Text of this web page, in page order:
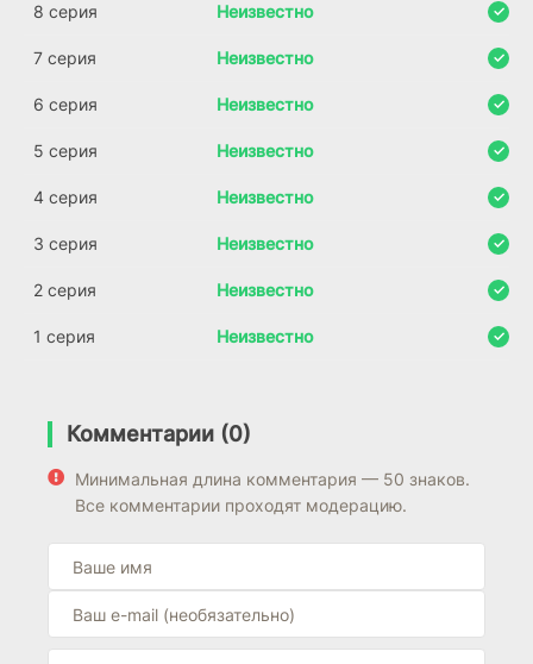
8 серия Неизвестно
7 серия Неизвестно
6 серия Неизвестно
5 серия Неизвестно
4 серия Неизвестно
3 серия Неизвестно
2 серия Неизвестно
1 серия Неизвестно
Комментарии (0)
Минимальная длина комментария — 50 знаков.
Все комментарии проходят модерацию.